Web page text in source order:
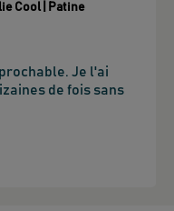
Cool | Patine
Je l'ai
de fois sans